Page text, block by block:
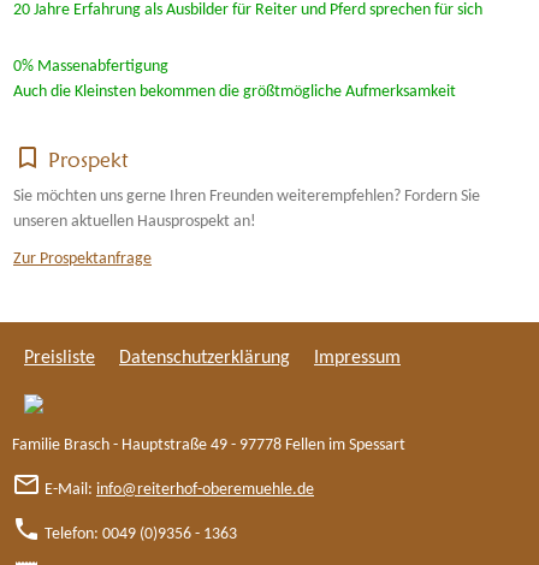
20 Jahre Erfahrung als Ausbilder für Reiter und Pferd sprechen für sich
0% Massenabfertigung
Auch die Kleinsten bekommen die größtmögliche Aufmerksamkeit
bookmark_border Prospekt
Sie möchten uns gerne Ihren Freunden weiterempfehlen? Fordern Sie
unseren aktuellen Hausprospekt an!
Zur Prospektanfrage
Preisliste Datenschutzerklärung Impressum
Familie Brasch - Hauptstraße 49 - 97778 Fellen im Spessart
mail_outline E-Mail: info@reiterhof-oberemuehle.de
phone Telefon: 0049 (0)9356 - 1363